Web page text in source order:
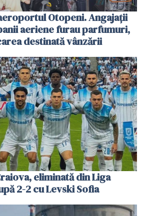
Otopeni. Angajații
aeriene furau parfumuri,
destinată vânzării
eliminată din Liga
2-2 cu Levski Sofia